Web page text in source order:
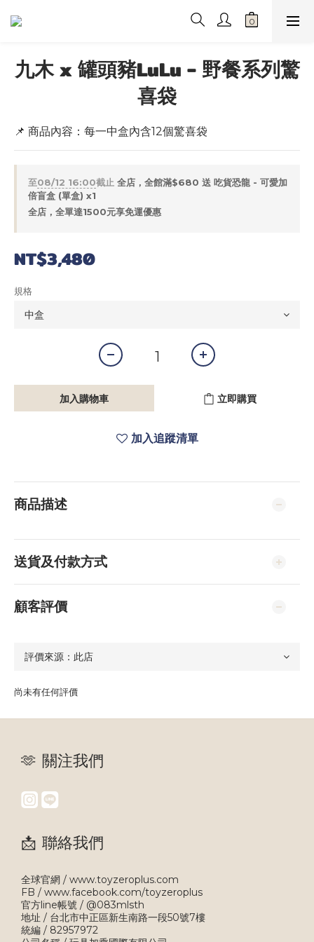
九木 x 罐頭豬LuLu - 野餐系列驚
喜袋
📌 商品內容：每一中盒內含12個驚喜袋
至08/12 16:00截止 全店，全館滿$680 送 吃貨恐龍 - 可愛加
倍盲盒 (單盒) x1
全店，全單達1500元享免運優惠
NT$3,480
規格
加入購物車 立即購買
加入追蹤清單
商品描述
送貨及付款方式
顧客評價
尚未有任何評價
🫶 關注我們
📩 聯絡我們
全球官網 / www.toyzeroplus.com
FB / www.facebook.com/toyzeroplus
官方line帳號 / @083mlsth
地址 / 台北市中正區新生南路一段50號7樓
統編 / 82957972